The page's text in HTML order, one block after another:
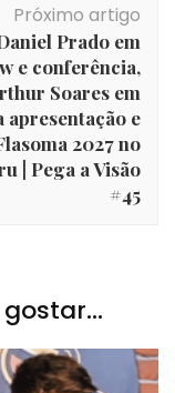
Próximo artigo
Prado em
e conferência,
Soares em
apresentação e
2027 no
| Pega a Visão
#45